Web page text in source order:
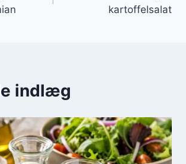
kartoffelsalat
indlæg